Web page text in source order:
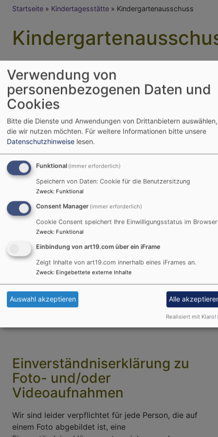
Breadcrumb
Startseite Kindertagesstätte Kindergartenausschuss
Aus den Kirchenvorständen heraus haben wir einen
Kindergartenausschuss gebildet.
Wir sind jederzeit ansprechbar.
Im Ausschuss sind:
Erna Igel
Carmen Schuster
Ramona Meixner
Einverständniserklärung zu
Foto- und/oder
Videoaufnahmen
Wir sind leider verpflichtet für jede Person, die auf
einem Foto abgebildet ist, eine
Verwendung von
personenbezogenen Daten und
Cookies
Bitte die Dienste und Anwendungen von Drittanbietern auswählen,
die wir nutzen möchten. Für weitere Informationen bitte unsere
Datenschutzhinweise lesen.
Funktional (immer erforderlich)
Speichern von Daten: Cookie für die Benutzersitzung
Zweck: Funktional
Consent Manager (immer erforderlich)
Cookie Consent speichert Ihre Einwilligungsstatus im Browser
Zweck: Funktional
Einbindung von art19.com über ein iFrame
Zeigt Inhalte von art19.com innerhalb eines iFrames an.
Zweck: Eingebettete externe Inhalte
Auswahl akzeptieren Alle
Realisiert mit Klaro!